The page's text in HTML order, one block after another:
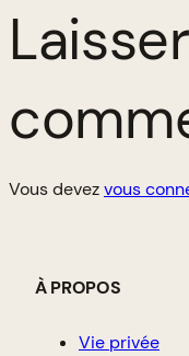
Vous devezvous
À PROPOS
Vie privée